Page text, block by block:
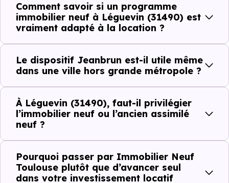
Avant la fiscalité, une question
simple : quelle est la pertinence de
votre projet d’investissement
locatif avec le dispositif Jeanbrun
à Léguevin (31490) ?
À
investissement
locatifse lit à travers plusieurs critères concrets :
Critères de terrain à considérer pour votre
investissement immobilier avec le dispositif
Comment savoir si un programme
immobilier neuf à Léguevin (31490) est
vraiment adapté à la location ?
Le dispositif Jeanbrun est-il utile même
dans une ville hors grande métropole ?
À Léguevin (31490), faut-il privilégier
l’immobilier neuf ou l’ancien assimilé
neuf ?
Pourquoi passer par Immobilier Neuf
Toulouse plutôt que d’avancer seul
dans votre investissement locatif